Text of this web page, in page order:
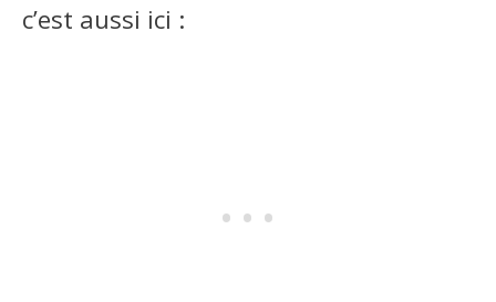
c’est aussi ici :